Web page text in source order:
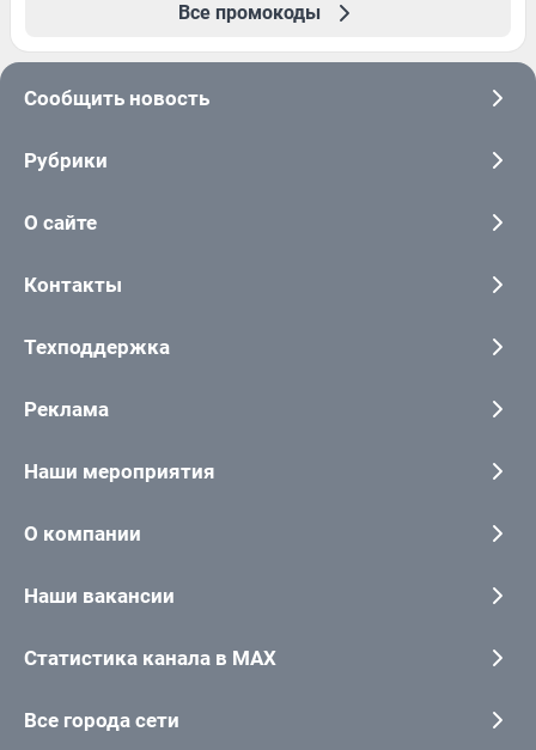
Все промокоды
Сообщить новость
Рубрики
О сайте
Контакты
Техподдержка
Реклама
Наши мероприятия
О компании
Наши вакансии
Статистика канала в MAX
Все города сети